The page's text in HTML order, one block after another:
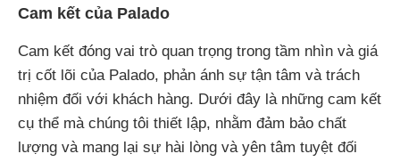
Cam kết của Palado
Cam kết đóng vai trò quan trọng trong tầm nhìn và giá
trị cốt lõi của Palado, phản ánh sự tận tâm và trách
nhiệm đối với khách hàng. Dưới đây là những cam kết
cụ thể mà chúng tôi thiết lập, nhằm đảm bảo chất
lượng và mang lại sự hài lòng và yên tâm tuyệt đối